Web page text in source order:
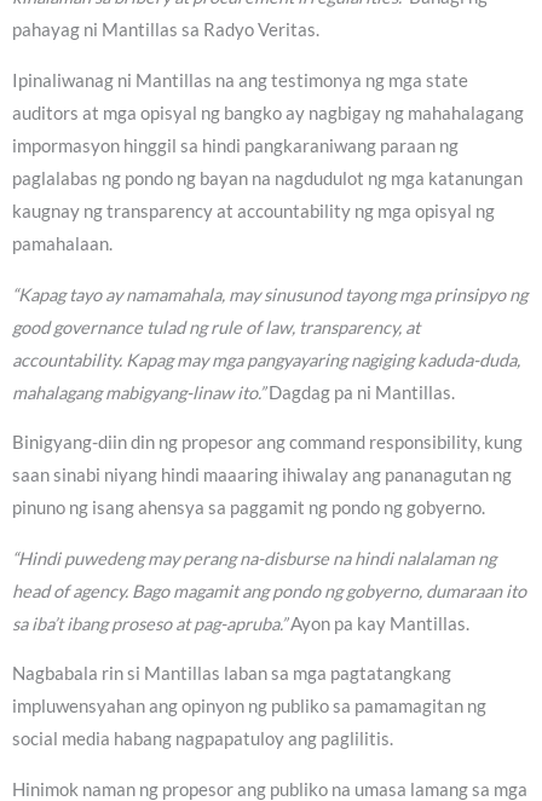
pahayag ni Mantillas sa Radyo Veritas.
Ipinaliwanag ni Mantillas na ang testimonya ng mga state
auditors at mga opisyal ng bangko ay nagbigay ng mahahalagang
impormasyon hinggil sa hindi pangkaraniwang paraan ng
paglalabas ng pondo ng bayan na nagdudulot ng mga katanungan
kaugnay ng transparency at accountability ng mga opisyal ng
pamahalaan.
“Kapag tayo ay namamahala, may sinusunod tayong mga prinsipyo ng
good governance tulad ng rule of law, transparency, at
accountability. Kapag may mga pangyayaring nagiging kaduda-duda,
mahalagang mabigyang-linaw ito.”Dagdag pa ni Mantillas.
Binigyang-diin din ng propesor ang command responsibility, kung
saan sinabi niyang hindi maaaring ihiwalay ang pananagutan ng
pinuno ng isang ahensya sa paggamit ng pondo ng gobyerno.
“Hindi puwedeng may perang na-disburse na hindi nalalaman ng
head of agency. Bago magamit ang pondo ng gobyerno, dumaraan ito
sa iba’t ibang proseso at pag-apruba.”Ayon pa kay Mantillas.
Nagbabala rin si Mantillas laban sa mga pagtatangkang
impluwensyahan ang opinyon ng publiko sa pamamagitan ng
social media habang nagpapatuloy ang paglilitis.
Hinimok naman ng propesor ang publiko na umasa lamang sa mga